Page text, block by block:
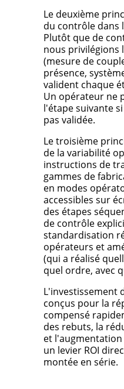
Le deuxième
du contrôle dans
Plutôt que de
nous privilégions
(mesure de
présence,
valident chaque
Un opérateur ne
l'étape suivante
pas validée.
Le troisième
de la variabilité
instructions de
gammes de
en modes
accessibles sur
des étapes
de contrôle
standardisation
opérateurs et
(qui a réalisé
quel ordre, avec
L'investissement
conçus pour la
compensé
des rebuts, la
et l'augmentation
un levier ROI
montée en série.